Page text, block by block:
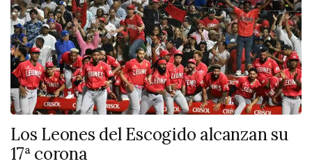
Los Leones del Escogido alcanzan su
17ª corona